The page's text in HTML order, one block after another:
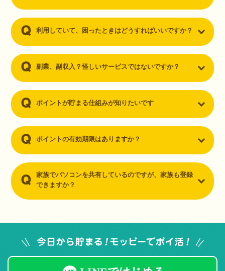
利用していて、困ったときはどうすればいいですか？
副業、副収入？怪しいサービスではないですか？
ポイントが貯まる仕組みが知りたいです
ポイントの有効期限はありますか？
家族でパソコンを共有しているのですが、家族も登録
できますか？